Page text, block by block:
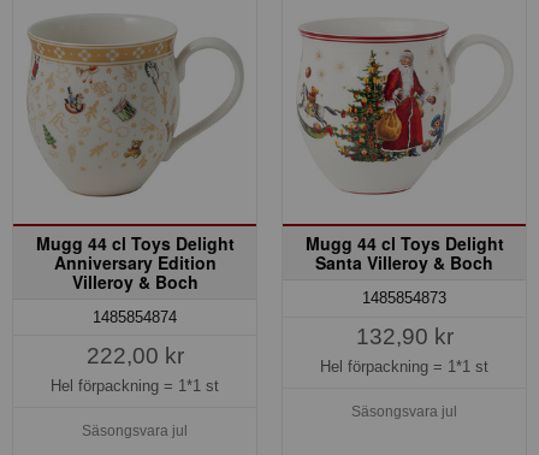
Mugg 44 cl Toys Delight
Anniversary Edition
Villeroy & Boch
1485854874
222,00 kr
Hel förpackning = 1*1 st
Säsongsvara jul
Mugg 44 cl Toys Delight
Santa Villeroy & Boch
1485854873
132,90 kr
Hel förpackning = 1*1 st
Säsongsvara jul